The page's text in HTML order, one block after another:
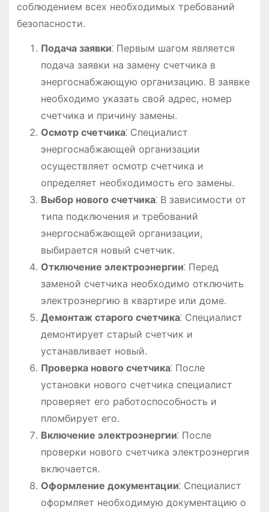
соблюдением всех необходимых требований
безопасности.
Подача заявки⁚ Первым шагом является
подача заявки на замену счетчика в
энергоснабжающую организацию. В заявке
необходимо указать свой адрес, номер
счетчика и причину замены.
Осмотр счетчика⁚ Специалист
энергоснабжающей организации
осуществляет осмотр счетчика и
определяет необходимость его замены.
Выбор нового счетчика⁚ В зависимости от
типа подключения и требований
энергоснабжающей организации,
выбирается новый счетчик.
Отключение электроэнергии⁚ Перед
заменой счетчика необходимо отключить
электроэнергию в квартире или доме.
Демонтаж старого счетчика⁚ Специалист
демонтирует старый счетчик и
устанавливает новый.
Проверка нового счетчика⁚ После
установки нового счетчика специалист
проверяет его работоспособность и
пломбирует его.
Включение электроэнергии⁚ После
проверки нового счетчика электроэнергия
включается.
Оформление документации⁚ Специалист
оформляет необходимую документацию о